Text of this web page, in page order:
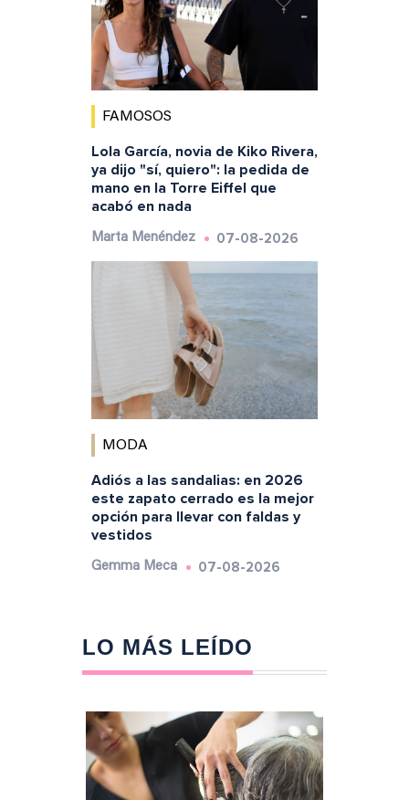
FAMOSOS
Lola García, novia de Kiko Rivera,
ya dijo "sí, quiero": la pedida de
mano en la Torre Eiffel que
acabó en nada
Marta Menéndez 07-08-2026
MODA
Adiós a las sandalias: en 2026
este zapato cerrado es la mejor
opción para llevar con faldas y
vestidos
Gemma Meca 07-08-2026
LO MÁS LEÍDO